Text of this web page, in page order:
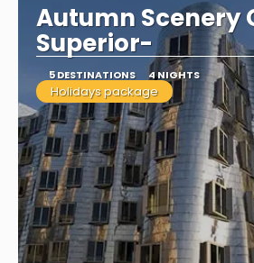
Autumn Scenery
Superior-
5 DESTINATIONS 4 NIGHTS
Holidays package